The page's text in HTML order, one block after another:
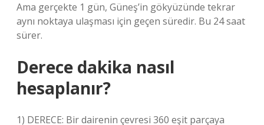
Ama gerçekte 1 gün, Güneş’in gökyüzünde tekrar
aynı noktaya ulaşması için geçen süredir. Bu 24 saat
sürer.
Derece dakika nasıl
hesaplanır?
1) DERECE: Bir dairenin çevresi 360 eşit parçaya